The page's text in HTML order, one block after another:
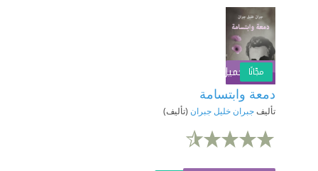
تحميل الكتابمجّانًا
دمعة وابتسامة
تأليفجبران خليل جبران (تأليف)